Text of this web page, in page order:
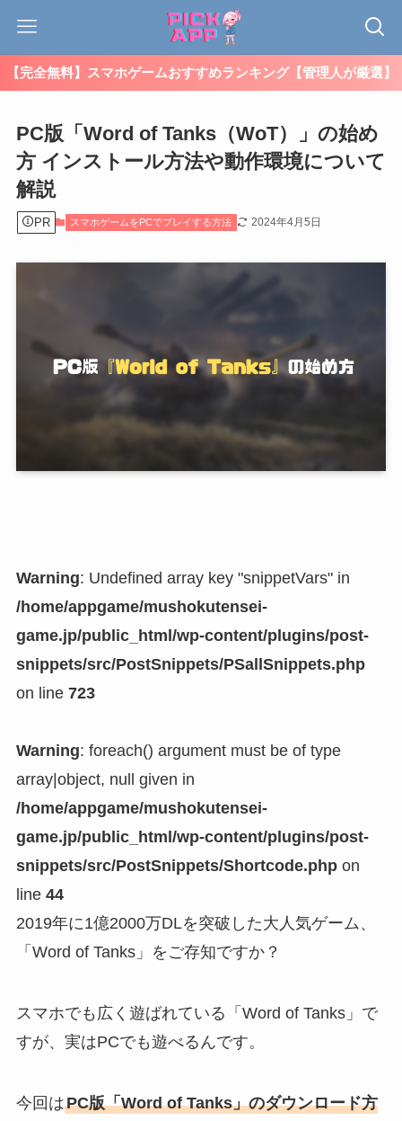
【完全無料】スマホゲームおすすめランキング【管理人が厳選】
PC版「Word of Tanks（WoT）」の始め
方 インストール方法や動作環境について
解説
PR スマホゲームをPCでプレイする方法 2024年4月5日
Warning: Undefined array key "snippetVars" in
/home/appgame/mushokutensei-
game.jp/public_html/wp-content/plugins/post-
snippets/src/PostSnippets/PSallSnippets.php
on line 723
Warning: foreach() argument must be of type
array|object, null given in
/home/appgame/mushokutensei-
game.jp/public_html/wp-content/plugins/post-
snippets/src/PostSnippets/Shortcode.phpon
line 44
2019年に1億2000万DLを突破した大人気ゲーム、
「Word of Tanks」をご存知ですか？
スマホでも広く遊ばれている「Word of Tanks」で
すが、実はPCでも遊べるんです。
今回はPC版「Word of Tanks」のダウンロード方